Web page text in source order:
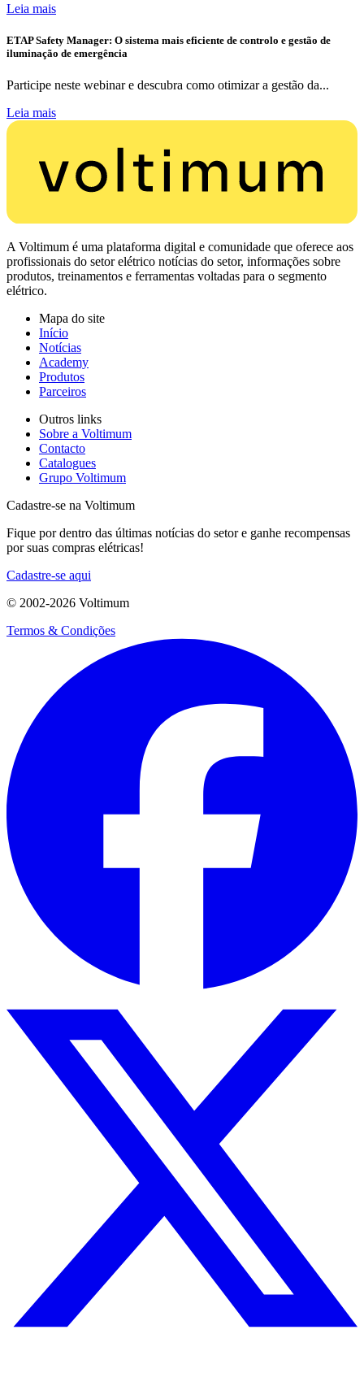
Leia mais
ETAP Safety Manager: O sistema mais eficiente de controlo e gestão de
iluminação de emergência
Participe neste webinar e descubra como otimizar a gestão da...
Leia mais
A Voltimum é uma plataforma digital e comunidade que oferece aos
profissionais do setor elétrico notícias do setor, informações sobre
produtos, treinamentos e ferramentas voltadas para o segmento
elétrico.
Mapa do site
Início
Notícias
Academy
Produtos
Parceiros
Outros links
Sobre a Voltimum
Contacto
Catalogues
Grupo Voltimum
Cadastre-se na Voltimum
Fique por dentro das últimas notícias do setor e ganhe recompensas
por suas compras elétricas!
Cadastre-se aqui
© 2002-2026 Voltimum
Termos & Condições